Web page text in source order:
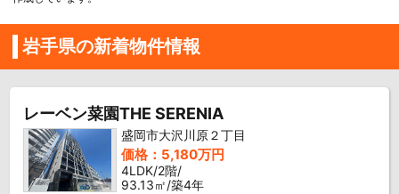
岩手県の新着物件情報
レーベン菜園THE SERENIA
盛岡市大沢川原２丁目
価格：5,180万円
4LDK/2階/
93.13㎡/築4年